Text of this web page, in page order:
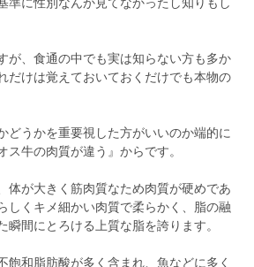
が、食通の中でも実は知らない方も多か
だけは覚えておいておくだけでも本物の
どうかを重要視した方がいいのか端的に
ス牛の肉質が違う』からです。
体が大きく筋肉質なため肉質が硬めであ
しくキメ細かい肉質で柔らかく、脂の融
瞬間にとろける上質な脂を誇ります。
飽和脂肪酸が多く含まれ、魚などに多く